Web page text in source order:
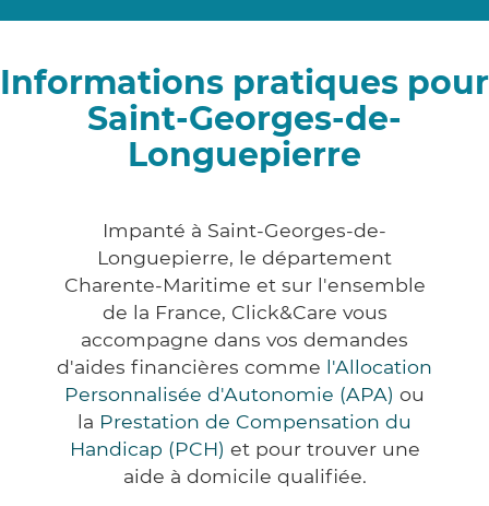
Informations pratiques pour
Saint-Georges-de-
Longuepierre
Impanté à Saint-Georges-de-
Longuepierre, le département
Charente-Maritime et sur l'ensemble
de la France, Click&Care vous
accompagne dans vos demandes
d'aides financières comme l'Allocation
Personnalisée d'Autonomie (APA) ou
la Prestation de Compensation du
Handicap (PCH) et pour trouver une
aide à domicile qualifiée.